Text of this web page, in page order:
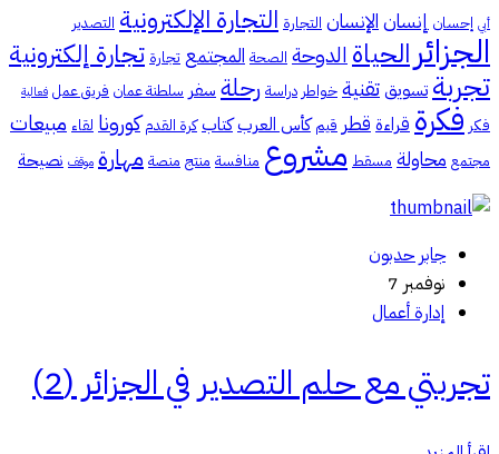
أبي إحسان إنسانالإنسان التجارة التجارة الإلكترونية التصدير
الجزائر الحياةالدوحة الصحة المجتمع تجارة تجارة إلكترونية
تجربة تسويقتقنية خواطر دراسة رحلة سفر سلطنة عمان فريق عمل فعالية
فكر فكرة قراءة قطر قيم كأس العرب كتاب كرة القدم كورونا لقاء مبيعات
مجتمع محاولة مسقط مشروع منافسة منتج منصة مهارة موقف نصيحة
جابر حدبون
نوفمبر 7
إدارة أعمال
تجربتي مع حلم التصدير في الجزائر (2)